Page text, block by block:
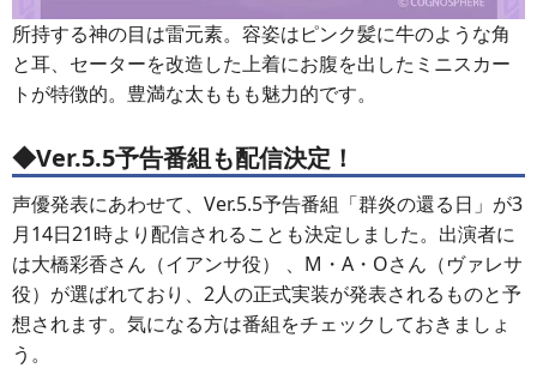
所持する神の目は雷元素。容姿はピンク髪に牛のような角
と耳、セーターを改造した上着にお腹を出したミニスカー
トが特徴的。豊満な太ももも魅力的です。
◆Ver.5.5予告番組も配信決定！
声優発表にあわせて、Ver.5.5予告番組「群炎の還る日」が3
月14日21時より配信されることも決定しました。出演者に
は大橋彩香さん（イアンサ役） 、M・A・Oさん（ヴァレサ
役）が選ばれており、2人の正式実装が発表されるものと予
想されます。気になる方は番組をチェックしておきましょ
う。